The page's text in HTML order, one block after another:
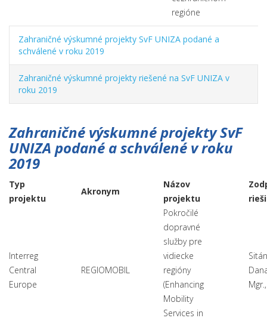
regióne
Zahraničné výskumné projekty SvF UNIZA podané a
schválené v roku 2019
Zahraničné výskumné projekty riešené na SvF UNIZA v
roku 2019
Zahraničné výskumné projekty SvF
UNIZA podané a schválené v roku
2019
Typ
projektu
Akronym
Názov
projektu
Interreg
Central
Europe
REGIOMOBIL
Pokročilé
dopravné
služby pre
vidiecke
regióny
(Enhancing
Mobility
Services in